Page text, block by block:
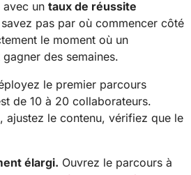
un taux de réussite
pas par où commencer côté
le moment où un
des semaines.
le premier parcours
de 10 à 20 collaborateurs.
ajustez le contenu, vérifiez que le
élargi. Ouvrez le parcours à